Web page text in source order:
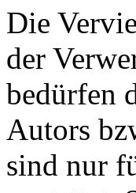
Die
der
bedürfen
Autors
sind nur